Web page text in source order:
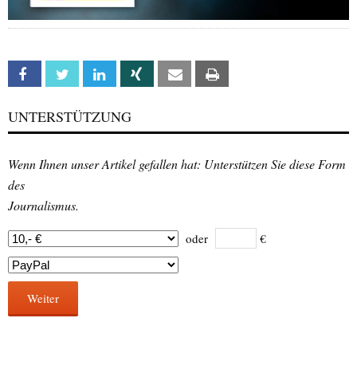
Facebook Twitter Linkedin Xing Email
UNTERSTÜTZUNG
Wenn Ihnen unser Artikel gefallen hat: Unterstützen Sie diese Form
des
Journalismus.
oder €
Weiter